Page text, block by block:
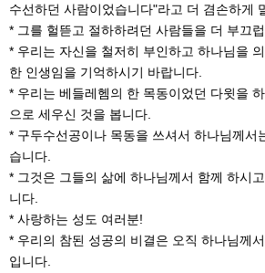
수선하던 사람이었습니다"라고 더 겸손하게
* 그를 헐뜯고 절하하려던 사람들을 더 부끄
* 우리는 자신을 철저히 부인하고 하나님을
한 인생임을 기억하시기 바랍니다.
* 우리는 베들레헴의 한 목동이었던 다윗을
으로 세우신 것을 봅니다.
* 구두수선공이나 목동을 쓰셔서 하나님께서
습니다.
* 그것은 그들의 삶에 하나님께서 함께 하시
니다.
* 사랑하는 성도 여러분!
* 우리의 참된 성공의 비결은 오직 하나님께
입니다.